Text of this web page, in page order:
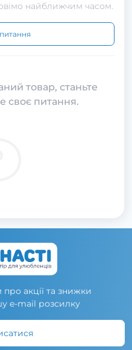
найближчим часом.
товар, станьте
своє питання.
акції та знижки
e-mail розсилку